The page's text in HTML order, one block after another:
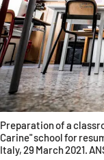
EVENTI
SPORT
Streaming
LAC TV
LAC NETWORK
Preparation of a
Carine" school for
Italy, 29 March 2021.